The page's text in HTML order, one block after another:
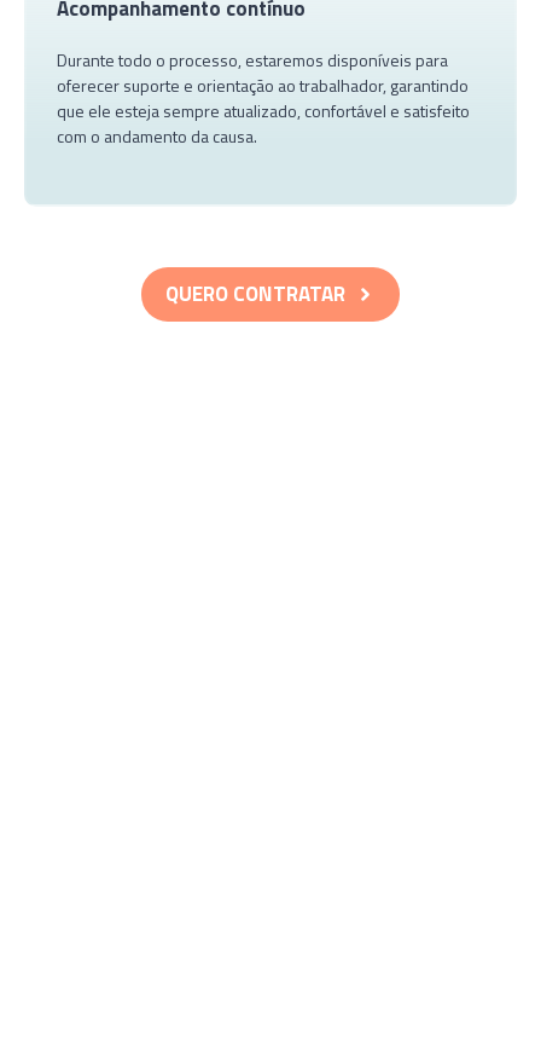
Acompanhamento contínuo
Durante todo o processo, estaremos disponíveis para
oferecer suporte e orientação ao trabalhador, garantindo
que ele esteja sempre atualizado, confortável e satisfeito
com o andamento da causa.
QUERO CONTRATAR